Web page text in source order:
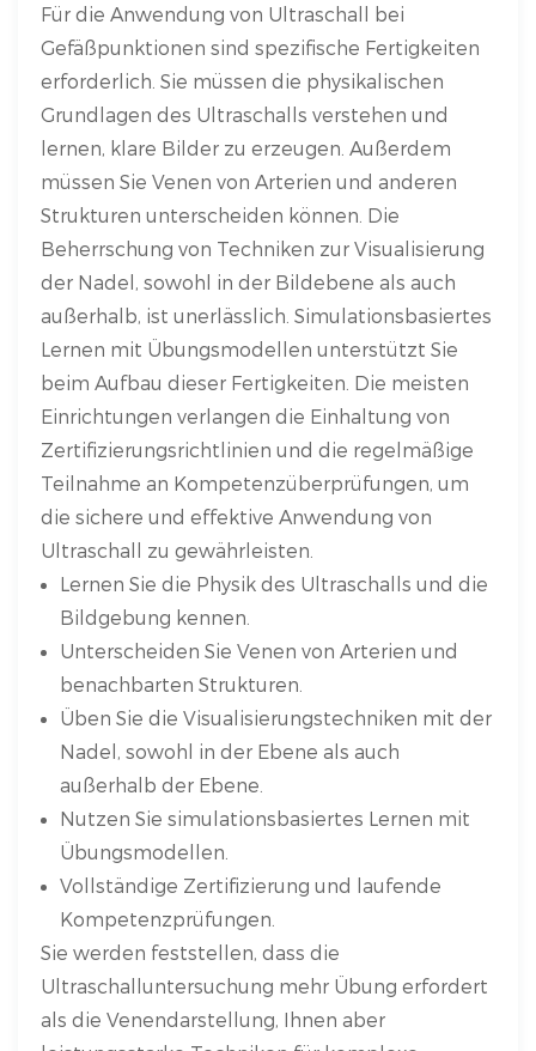
Für die Anwendung von Ultraschall bei
Gefäßpunktionen sind spezifische Fertigkeiten
erforderlich. Sie müssen die physikalischen
Grundlagen des Ultraschalls verstehen und
lernen, klare Bilder zu erzeugen. Außerdem
müssen Sie Venen von Arterien und anderen
Strukturen unterscheiden können. Die
Beherrschung von Techniken zur Visualisierung
der Nadel, sowohl in der Bildebene als auch
außerhalb, ist unerlässlich. Simulationsbasiertes
Lernen mit Übungsmodellen unterstützt Sie
beim Aufbau dieser Fertigkeiten. Die meisten
Einrichtungen verlangen die Einhaltung von
Zertifizierungsrichtlinien und die regelmäßige
Teilnahme an Kompetenzüberprüfungen, um
die sichere und effektive Anwendung von
Ultraschall zu gewährleisten.
Lernen Sie die Physik des Ultraschalls und die
Bildgebung kennen.
Unterscheiden Sie Venen von Arterien und
benachbarten Strukturen.
Üben Sie die Visualisierungstechniken mit der
Nadel, sowohl in der Ebene als auch
außerhalb der Ebene.
Nutzen Sie simulationsbasiertes Lernen mit
Übungsmodellen.
Vollständige Zertifizierung und laufende
Kompetenzprüfungen.
Sie werden feststellen, dass die
Ultraschalluntersuchung mehr Übung erfordert
als die Venendarstellung, Ihnen aber